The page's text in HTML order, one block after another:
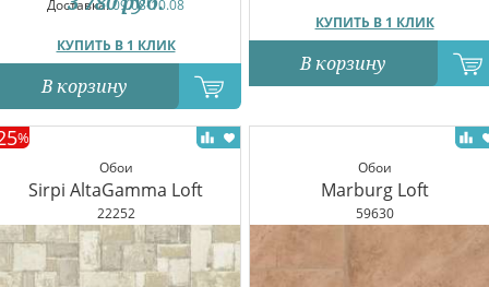
Доставка:09.08-10.08
КУПИТЬ В 1 КЛИК
В корзину
КУПИТЬ В 1 КЛИК
В корзину
Обои
Sirpi AltaGamma Loft
22252
%
Обои
Marburg Loft
59630